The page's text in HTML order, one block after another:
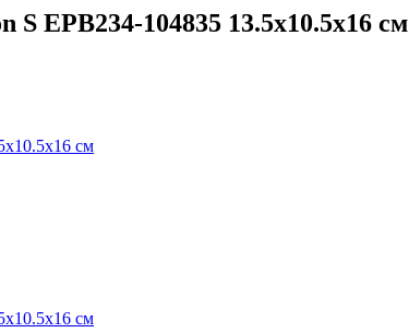
EPB234-104835 13.5х10.5х16 см